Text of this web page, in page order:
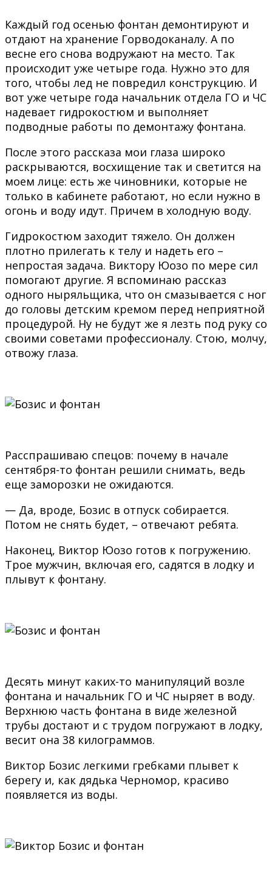
Каждый год осенью фонтан демонтируют и
отдают на хранение Горводоканалу. А по
весне его снова водружают на место. Так
происходит уже четыре года. Нужно это для
того, чтобы лед не повредил конструкцию. И
вот уже четыре года начальник отдела ГО и ЧС
надевает гидрокостюм и выполняет
подводные работы по демонтажу фонтана.
После этого рассказа мои глаза широко
раскрываются, восхищение так и светится на
моем лице: есть же чиновники, которые не
только в кабинете работают, но если нужно в
огонь и воду идут. Причем в холодную воду.
Гидрокостюм заходит тяжело. Он должен
плотно прилегать к телу и надеть его –
непростая задача. Виктору Юозо по мере сил
помогают другие. Я вспоминаю рассказ
одного ныряльщика, что он смазывается с ног
до головы детским кремом перед неприятной
процедурой. Ну не будут же я лезть под руку со
своими советами профессионалу. Стою, молчу,
отвожу глаза.
Расспрашиваю спецов: почему в начале
сентября-то фонтан решили снимать, ведь
еще заморозки не ожидаются.
— Да, вроде, Бозис в отпуск собирается.
Потом не снять будет, – отвечают ребята.
Наконец, Виктор Юозо готов к погружению.
Трое мужчин, включая его, садятся в лодку и
плывут к фонтану.
Десять минут каких-то манипуляций возле
фонтана и начальник ГО и ЧС ныряет в воду.
Верхнюю часть фонтана в виде железной
трубы достают и с трудом погружают в лодку,
весит она 38 килограммов.
Виктор Бозис легкими гребками плывет к
берегу и, как дядька Черномор, красиво
появляется из воды.